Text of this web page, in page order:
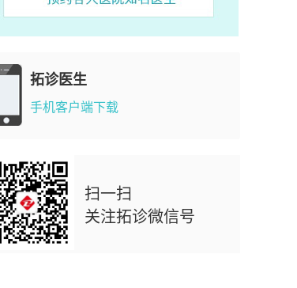
拓诊医生
手机客户端下载
扫一扫
关注拓诊微信号